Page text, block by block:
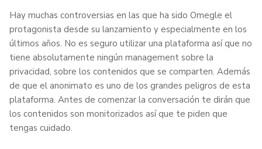
Hay muchas controversias en las que ha sido Omegle el
protagonista desde su lanzamiento y especialmente en los
últimos años. No es seguro utilizar una plataforma así que no
tiene absolutamente ningún management sobre la
privacidad, sobre los contenidos que se comparten. Además
de que el anonimato es uno de los grandes peligros de esta
plataforma. Antes de comenzar la conversación te dirán que
los contenidos son monitorizados así que te piden que
tengas cuidado.